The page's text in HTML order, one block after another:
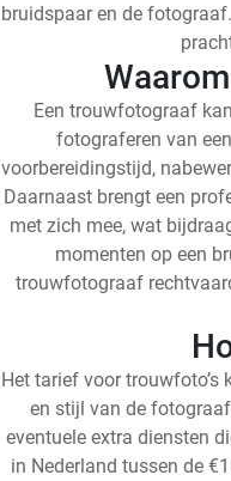
bruidspaar en de
Een trouwfotograaf
fotograferen van
voorbereidingstijd,
Daarnaast brengt een
met zich mee, wat
momenten op een
trouwfotograaf
Het tarief voor
en stijl van de
eventuele extra diensten
in Nederland tussen de